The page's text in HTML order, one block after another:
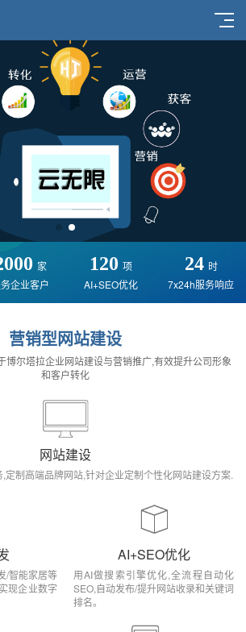
家
企业客户
120 项
AI+SEO优化
24 时
7x24h服务响应
营销型网站建设
博尔塔拉企业网站建设与营销推广,有效提升公司形象
和客户转化
网站建设
定制高端品牌网站,针对企业定制个性化网站建设方案.
/智能家居等
现企业数字
AI+SEO优化
用AI做搜索引擎优化,全流程自动化
SEO,自动发布/提升网站收录和关键词
排名。